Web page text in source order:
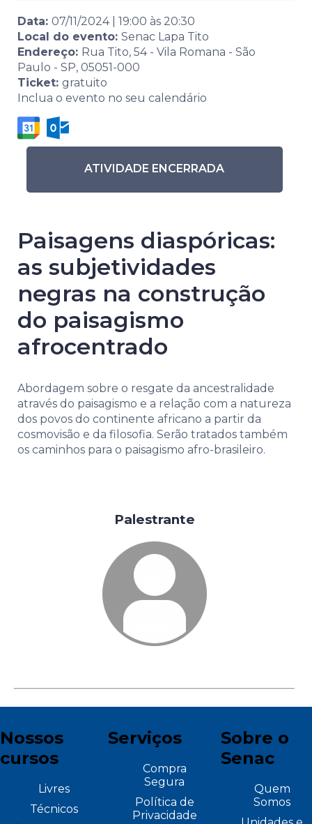
Data: 07/11/2024| 19:00 às 20:30
Local do evento: Senac Lapa Tito
Endereço: Rua Tito, 54 - Vila Romana - São
Paulo - SP, 05051-000
Ticket: gratuito
Inclua o evento no seu calendário
ATIVIDADE ENCERRADA
Paisagens diaspóricas:
as subjetividades
negras na construção
do paisagismo
afrocentrado
Abordagem sobre o resgate da ancestralidade
através do paisagismo e a relação com a natureza
dos povos do continente africano a partir da
cosmovisão e da filosofia. Serão tratados também
os caminhos para o paisagismo afro-brasileiro.
Palestrante
Nossos
cursos
Livres
Técnicos
Serviços
Compra
Segura
Política de
Privacidade
Sobre o
Senac
Quem
Somos